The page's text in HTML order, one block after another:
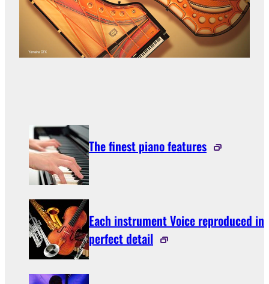
The finest piano features
Each instrument Voice reproduced in
perfect detail